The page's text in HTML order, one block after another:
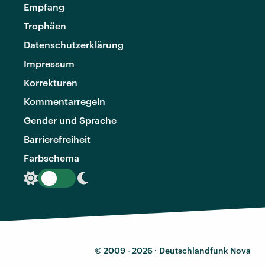
Empfang
Trophäen
Datenschutzerklärung
Impressum
Korrekturen
Kommentarregeln
Gender und Sprache
Barrierefreiheit
Farbschema
© 2009 - 2026 · Deutschlandfunk Nova